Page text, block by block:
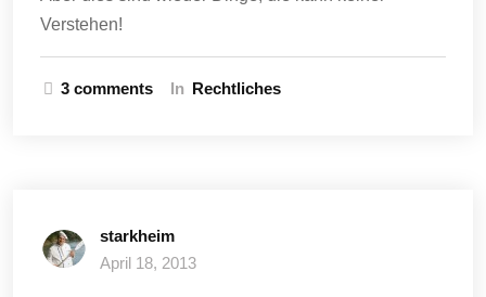
Verstehen!
3 comments In Rechtliches
starkheim
April 18, 2013